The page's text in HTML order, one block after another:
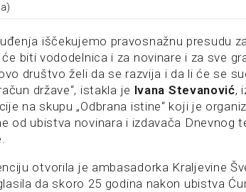
iščekujemo pravosnažnu presudu
će biti vododelnica i za novinare i za sve
društvo želi da se razvija i da li će se
države“, istakla je Ivana Stevanović,
na skupu „Odbrana istine“ koji je
od ubistva novinara i izdavača Dnevnog
otvorila je ambasadorka Kraljevine
da skoro 25 godina nakon ubistva